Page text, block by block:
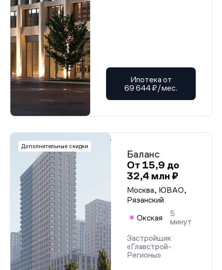
Ипотека от
69 644 ₽/мес.
Дополнительные скидки
Баланс
От 15,9 до
32,4 млн ₽
Москва, ЮВАО,
Рязанский
Окская
5
минут
Застройщик
«Главстрой-
Регионы»